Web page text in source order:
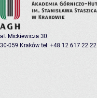
al. Mickiewicza 30
30-059 Kraków tel: +48 12 617 22 22